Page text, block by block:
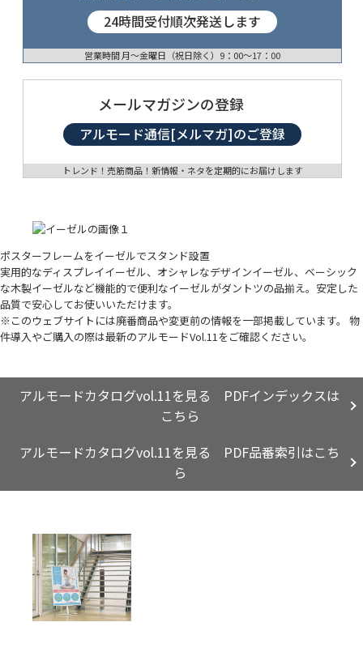
24時間受付順次発送します
営業時間 月〜金曜日（祝日除く）9：00〜17：00
メールマガジンの登録
アルモード通信[メルマガ]のご登録
トレンド！売筋商品！新情報・ネタを定期的にお届けします
ポスターフレームをイーゼルでスタンド設置
実用的なディスプレイイーゼル、オシャレなデザインイーゼル、ベーシック
な木製イーゼルなど機能的で便利なイーゼルがダントツの品揃え。安定した
品質で安心してお使いいただけます。
※このウェブサイトには廃番商品や変更前の情報を一部掲載しています。 物
件導入やご購入の際は最新のアルモードVol.11をご確認ください。
アルモードカタログvol.11を見る PDFインデックスは
こちら
アルモードカタログvol.11を見る PDF品番索引はこち
ら